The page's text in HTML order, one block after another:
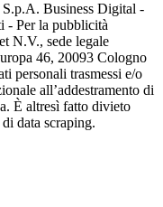
Business Digital -
- Per la pubblicità
N.V., sede legale
46, 20093 Cologno
personali trasmessi e/o
all’addestramento di
È altresì fatto divieto
data scraping.